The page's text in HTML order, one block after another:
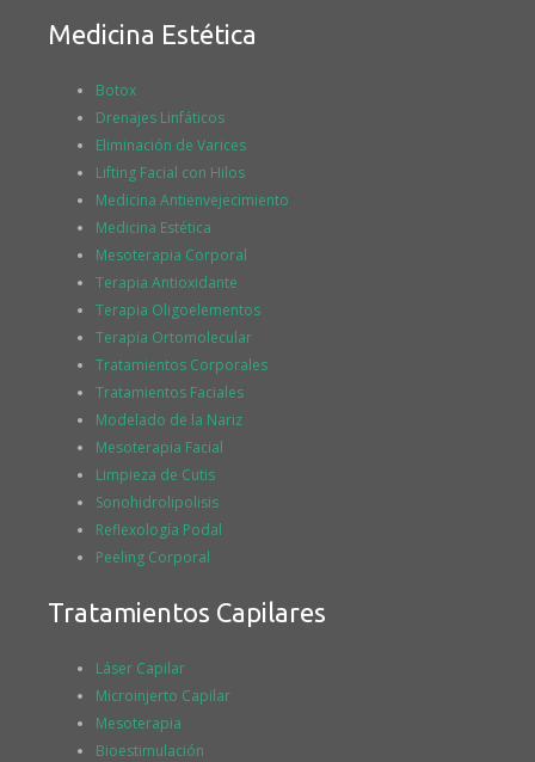
Medicina Estética
Botox
Drenajes Linfáticos
Eliminación de Varices
Lifting Facial con Hilos
Medicina Antienvejecimiento
Medicina Estética
Mesoterapia Corporal
Terapia Antioxidante
Terapia Oligoelementos
Terapia Ortomolecular
Tratamientos Corporales
Tratamientos Faciales
Modelado de la Nariz
Mesoterapia Facial
Limpieza de Cutis
Sonohidrolipolisis
Reflexología Podal
Peeling Corporal
Tratamientos Capilares
Láser Capilar
Microinjerto Capilar
Mesoterapia
Bioestimulación